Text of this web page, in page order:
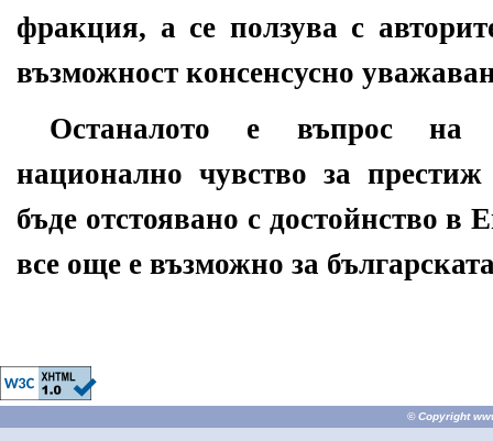
фракция, а се ползува с
възможност консенсусно
Останалото е въпрос на
национално чувство за
бъде отстоявано с достойнство в
все още е възможно за
© Copyright